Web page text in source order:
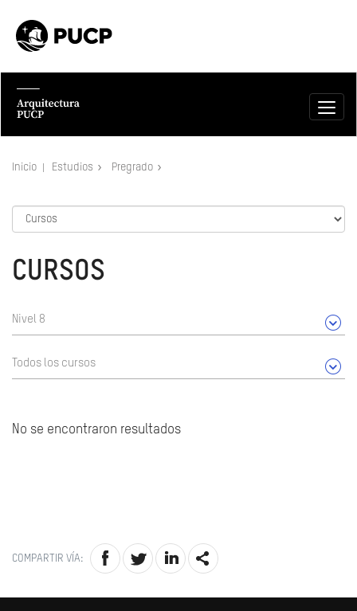
Inicio Estudios Pregrado
CURSOS
Nivel 8
Todos los cursos
No se encontraron resultados
COMPARTIR VÍA: